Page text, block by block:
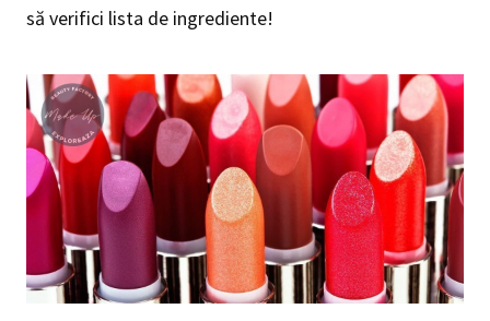
să verifici lista de ingrediente!